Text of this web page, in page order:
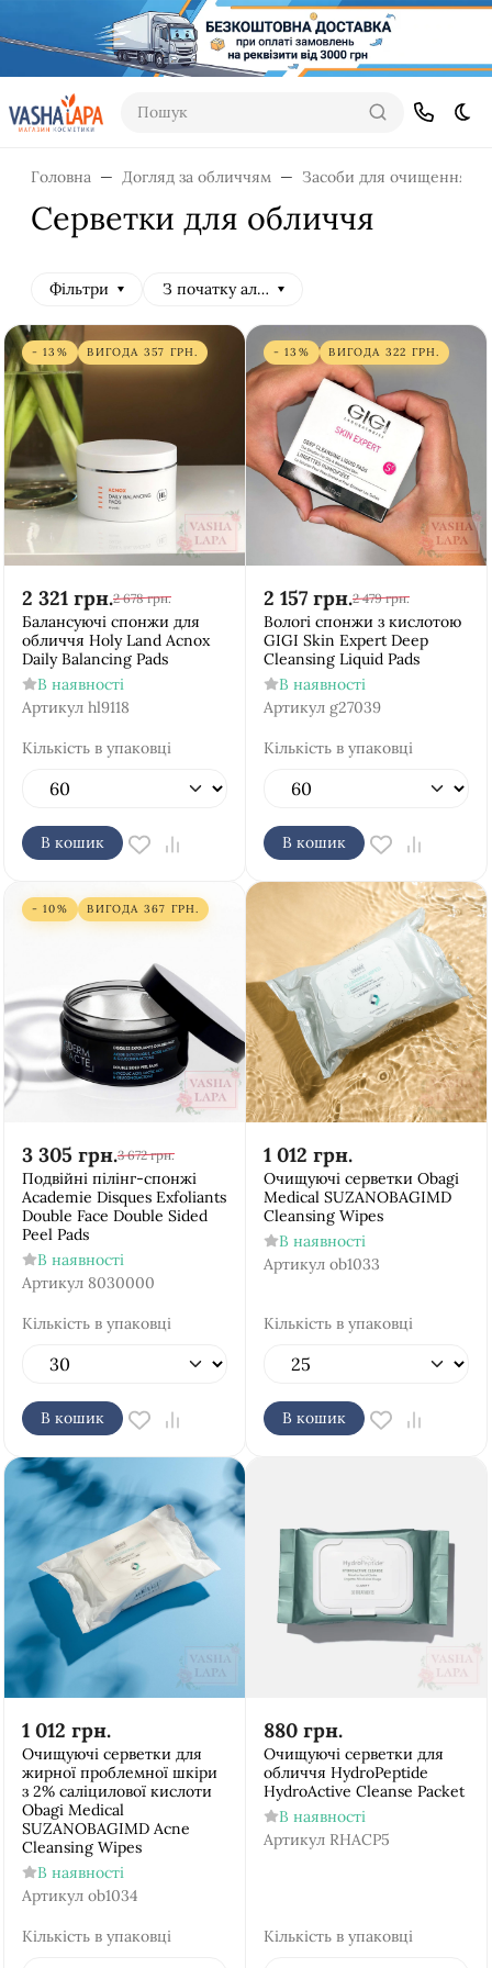
Пошук
Головна Догляд за обличчям Засоби для очищення
Серветки для обличчя
Фільтри З початку алфавіту
- 13% ВИГОДА 357 ГРН.
2 321 грн.2 678 грн.
Балансуючі спонжи для
обличчя Holy Land Acnox
Daily Balancing Pads
В наявності
Артикул hl9118
Кількість в упаковці
В кошик
- 13% ВИГОДА 322 ГРН.
2 157 грн.2 479 грн.
Вологі спонжи з кислотою
GIGI Skin Expert Deep
Cleansing Liquid Pads
В наявності
Артикул g27039
Кількість в упаковці
В кошик
- 10% ВИГОДА 367 ГРН.
3 305 грн.3 672 грн.
Подвійні пілінг-спонжі
Academie Disques Exfoliants
Double Face Double Sided
Peel Pads
В наявності
Артикул 8030000
Кількість в упаковці
В кошик
1 012 грн.
Очищуючі серветки Obagi
Medical SUZANOBAGIMD
Cleansing Wipes
В наявності
Артикул ob1033
Кількість в упаковці
В кошик
1 012 грн.
Очищуючі серветки для
жирної проблемної шкіри
з 2% саліцилової кислоти
Obagi Medical
SUZANOBAGIMD Acne
Cleansing Wipes
В наявності
Артикул ob1034
Кількість в упаковці
880 грн.
Очищуючі серветки для
обличчя HydroPeptide
HydroActive Cleanse Packet
В наявності
Артикул RHACP5
Кількість в упаковці